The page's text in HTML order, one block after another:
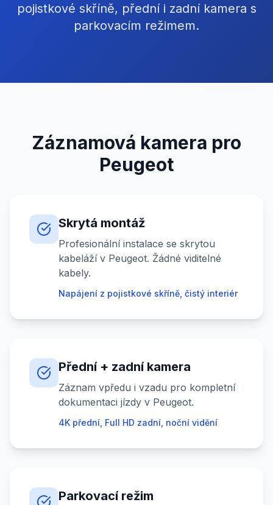
pojistkové skříně, přední i zadní kamera s
parkovacím režimem.
Záznamová kamera pro
Peugeot
Skrytá montáž
Profesionální instalace se skrytou
kabeláží v Peugeot. Žádné viditelné
kabely.
Napájení z pojistkové skříně, čistý interiér
Přední + zadní kamera
Záznam vpředu i vzadu pro kompletní
dokumentaci jízdy v Peugeot.
4K přední, Full HD zadní, noční vidění
Parkovací režim